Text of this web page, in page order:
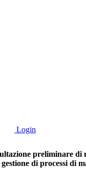
Login
preliminare
di processi di